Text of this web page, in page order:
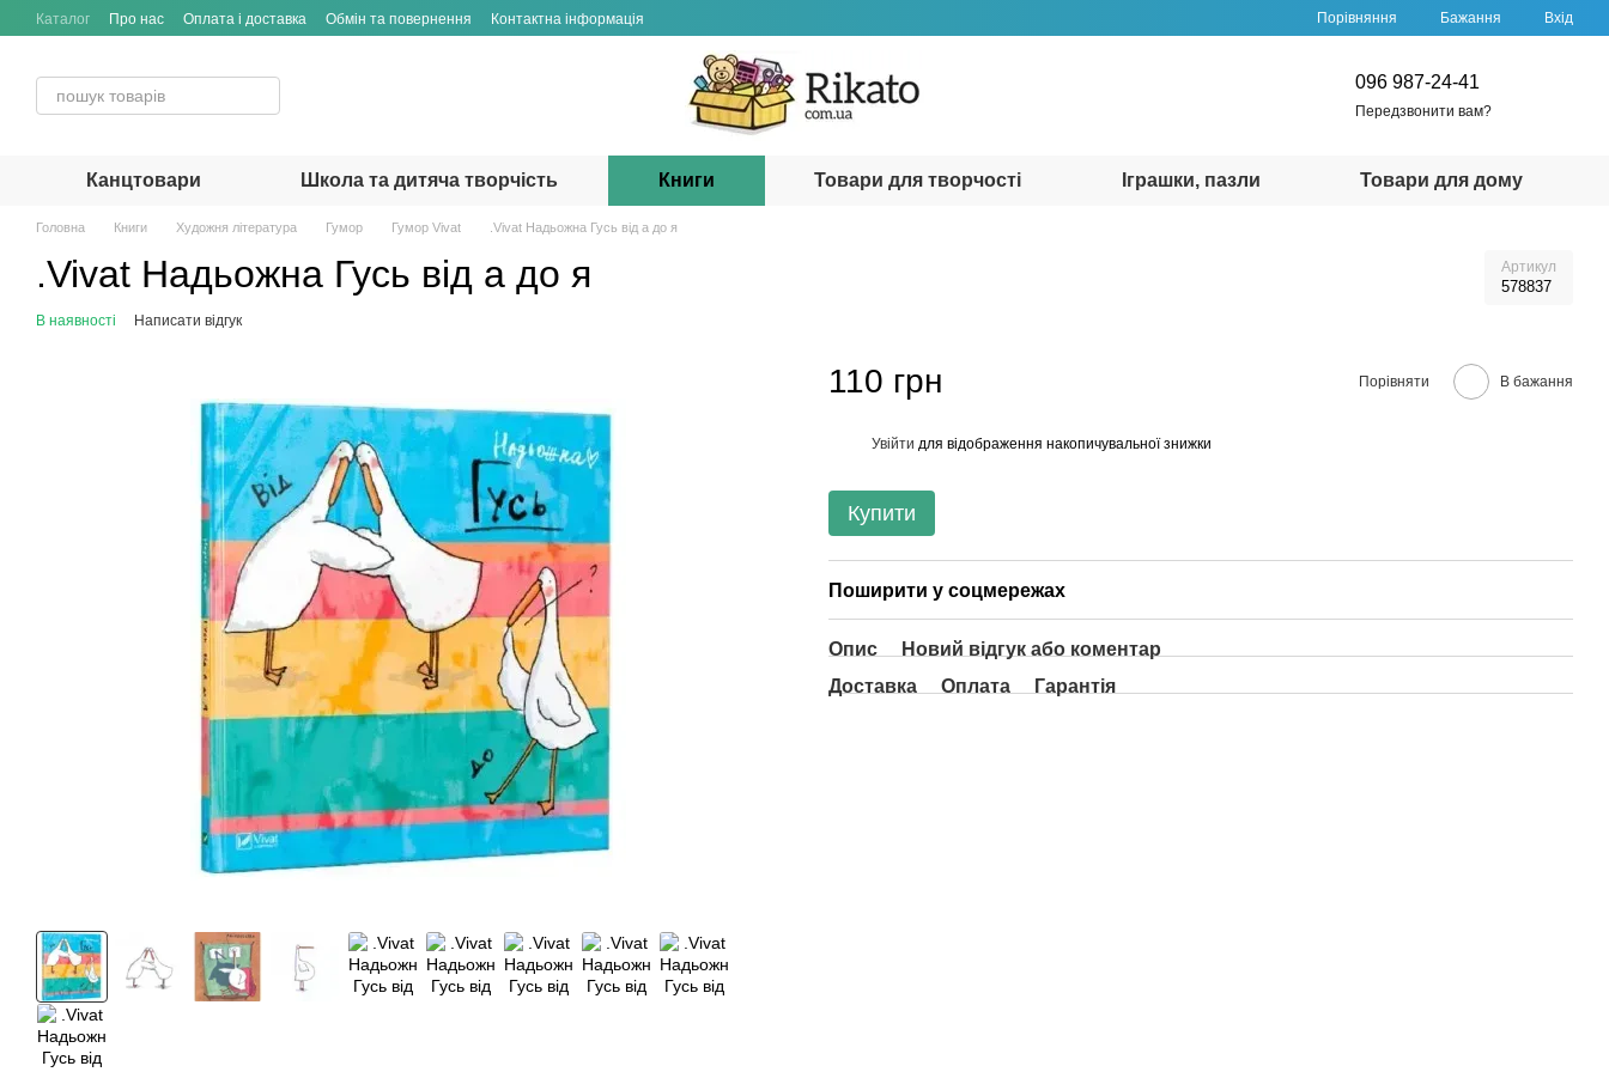
Перейти до основного контенту
Каталог Про нас Оплата і доставка Обмін та повернення Контактна інформація Порівняння Бажання Вхід
096 987-24-41
Передзвонити вам?
Канцтовари Школа та дитяча творчість Книги Товари для творчості Іграшки, пазли Товари для дому
Головна Книги Художня література Гумор Гумор Vivat .Vivat Надьожна Гусь від а до я
.Vivat Надьожна Гусь від а до я Артикул
578837
В наявності Написати відгук
110 грн Порівняти В бажання
Увійти для відображення накопичувальної знижки
Купити
Поширити у соцмережах
Опис
Новий відгук або коментар
Доставка
Оплата Гарантія